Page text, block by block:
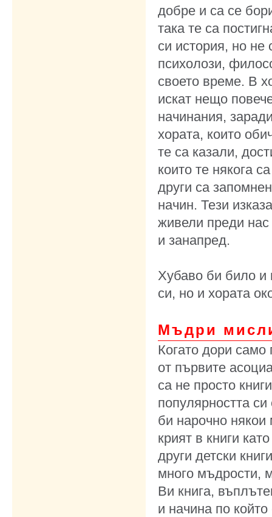
добре и са се
така те са
си история, но не
психолози,
своето време. В
искат нещо
начинания,
хората, които
те са казали,
които те някога
други са
начин. Тези
живели преди
и занапред.
Хубаво би било
си, но и хората
Мъдри
Когато дори
от първите
са не просто
популярността
би нарочно
крият в книги
други детски
много мъдрости,
Ви книга,
и начина по